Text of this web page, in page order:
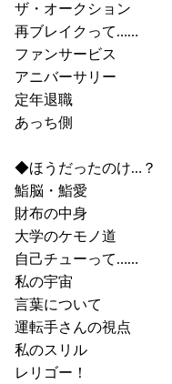
ザ・オークション
再ブレイクって……
ファンサービス
アニバーサリー
定年退職
あっち側
◆ほうだったのけ…？
鮨脳・鮨愛
財布の中身
大学のケモノ道
自己チューって……
私の宇宙
言葉について
運転手さんの視点
私のスリル
レリゴー！